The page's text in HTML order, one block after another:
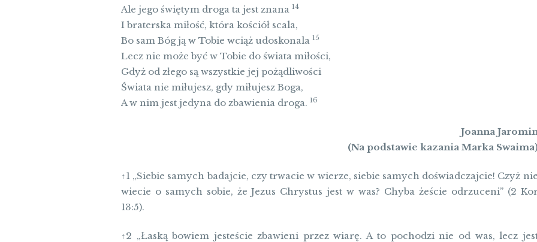
Ale jego świętym droga ta jest znana 14
I braterska miłość, która kościół scala,
Bo sam Bóg ją w Tobie wciąż udoskonala 15
Lecz nie może być w Tobie do świata miłości,
Gdyż od złego są wszystkie jej pożądliwości
Świata nie miłujesz, gdy miłujesz Boga,
A w nim jest jedyna do zbawienia droga. 16
Joanna
(Na podstawie kazania Marka
↑1 „Siebie samych badajcie, czy trwacie w wierze, siebie samych doświadczajcie! Czyż nie
wiecie o samych sobie, że Jezus Chrystus jest w was? Chyba żeście odrzuceni” (2
13:5).
↑2 „Łaską bowiem jesteście zbawieni przez wiarę. A to pochodzi nie od was, lecz